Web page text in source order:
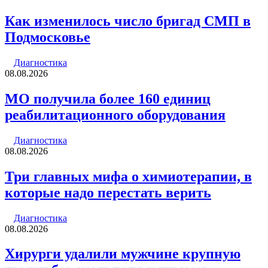
Как изменилось число бригад СМП в
Подмосковье
Диагностика
08.08.2026
МО получила более 160 единиц
реабилитационного оборудования
Диагностика
08.08.2026
Три главных мифа о химиотерапии, в
которые надо перестать верить
Диагностика
08.08.2026
Хирурги удалили мужчине крупную